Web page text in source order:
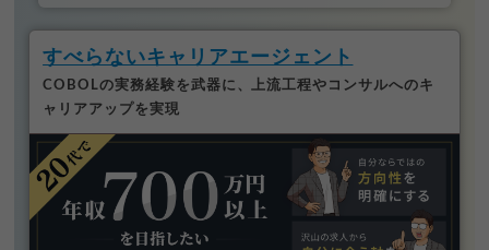
すべらないキャリアエージェント
COBOLの実務経験を武器に、上流工程やコンサルへのキ
ャリアアップを実現